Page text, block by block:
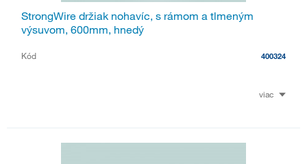
StrongWire držiak nohavíc, s rámom a tlmeným
výsuvom, 600mm, hnedý
Kód 400324
viac